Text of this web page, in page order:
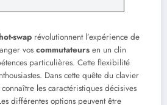
swap révolutionnent l’expérience de
vos commutateurs en un clin
particulières. Cette flexibilité
Dans cette quête du clavier
les caractéristiques décisives
différentes options peuvent être